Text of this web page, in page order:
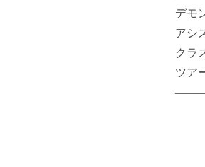
デモ
アシ
クラ
ツア